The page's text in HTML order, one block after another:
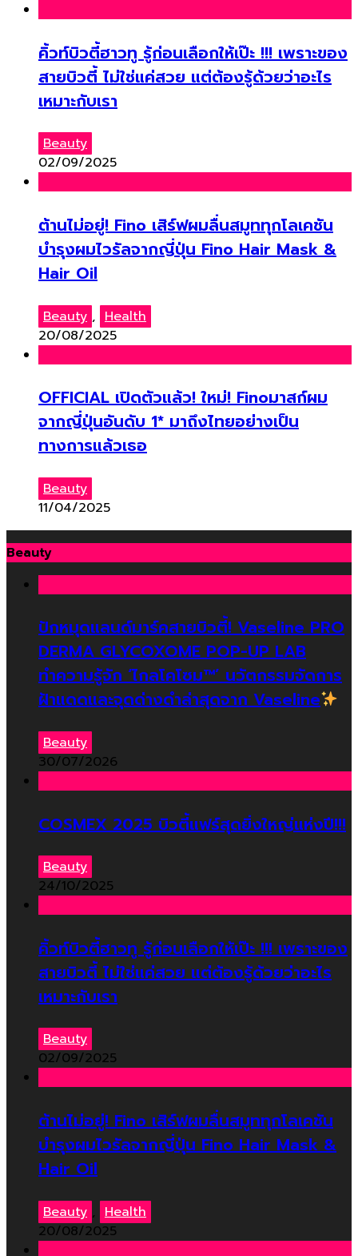
คิ้วท์บิวตี้ฮาวทู รู้ก่อนเลือกให้เป๊ะ !!! เพราะของ
สายบิวตี้ ไม่ใช่แค่สวย แต่ต้องรู้ด้วยว่าอะไร
เหมาะกับเรา
Beauty
02/09/2025
ต้านไม่อยู่! Fino เสิร์ฟผมลื่นสมูททุกโลเคชัน
บำรุงผมไวรัลจากญี่ปุ่น Fino Hair Mask &
Hair Oil
Beauty , Health
20/08/2025
OFFICIAL เปิดตัวแล้ว! ใหม่! Finoมาสก์ผม
จากญี่ปุ่นอันดับ 1* มาถึงไทยอย่างเป็น
ทางการแล้วเธอ
Beauty
11/04/2025
Beauty
ปักหมุดแลนด์มาร์คสายบิวตี้! Vaseline PRO
DERMA GLYCOXOME POP-UP LAB
ทำความรู้จัก ‘ไกลโคโซม™’ นวัตกรรมจัดการ
ฝ้าแดดและจุดด่างดำล่าสุดจาก Vaseline
Beauty
30/07/2026
COSMEX 2025 บิวตี้แฟร์สุดยิ่งใหญ่แห่งปี!!!
Beauty
24/10/2025
คิ้วท์บิวตี้ฮาวทู รู้ก่อนเลือกให้เป๊ะ !!! เพราะของ
สายบิวตี้ ไม่ใช่แค่สวย แต่ต้องรู้ด้วยว่าอะไร
เหมาะกับเรา
Beauty
02/09/2025
ต้านไม่อยู่! Fino เสิร์ฟผมลื่นสมูททุกโลเคชัน
บำรุงผมไวรัลจากญี่ปุ่น Fino Hair Mask &
Hair Oil
Beauty , Health
20/08/2025